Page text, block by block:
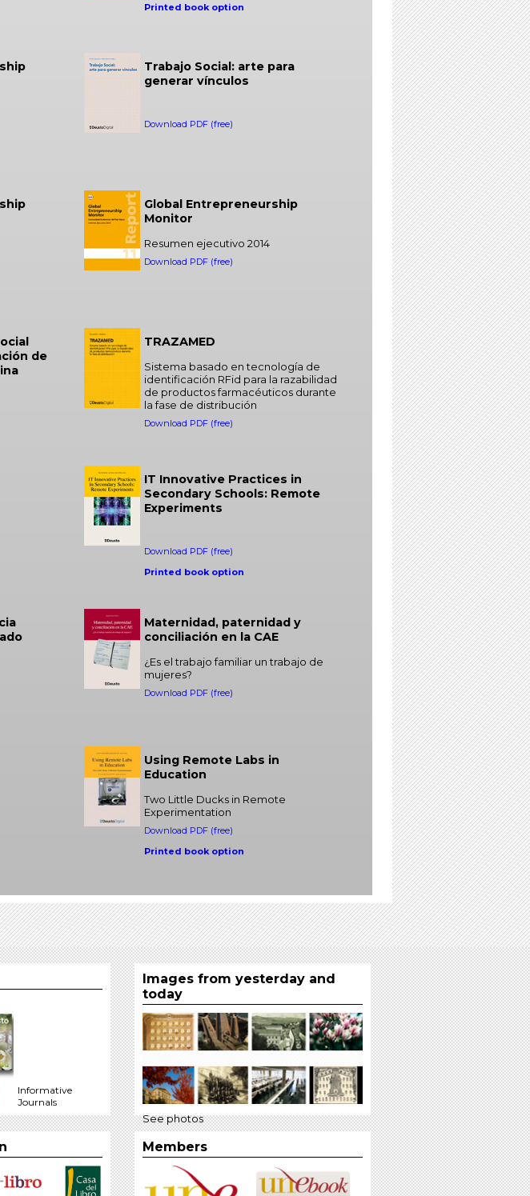
Printed book option
Trabajo Social: arte para
generar vínculos
Download PDF (free)
Global Entrepreneurship
Monitor
Resumen ejecutivo 2014
Download PDF (free)
de
TRAZAMED
Sistema basado en tecnología de
identificación RFid para la razabilidad
de productos farmacéuticos durante
la fase de distribución
Download PDF (free)
IT Innovative Practices in
Secondary Schools: Remote
Experiments
Download PDF (free)
Printed book option
Maternidad, paternidad y
conciliación en la CAE
¿Es el trabajo familiar un trabajo de
mujeres?
Download PDF (free)
Using Remote Labs in
Education
Two Little Ducks in Remote
Experimentation
Download PDF (free)
Printed book option
Informative
Journals
Images from yesterday and
today
See photos
Members